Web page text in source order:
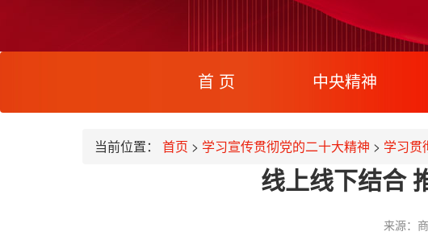
首 页 中央精神
当前位置： 首页 > 学习宣传贯彻党的二十大精神 > 学习贯
线上线下结合
来源：